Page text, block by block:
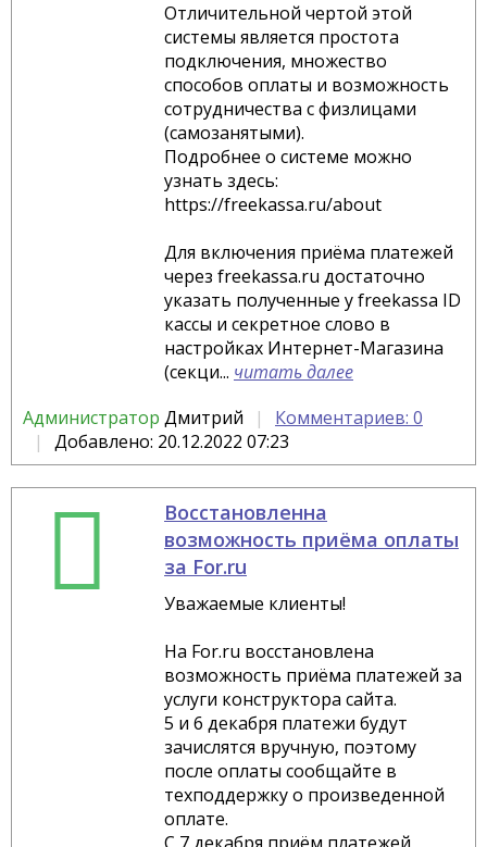
Отличительной чертой этой
системы является простота
подключения, множество
способов оплаты и возможность
сотрудничества с физлицами
(самозанятыми).
Подробнее о системе можно
узнать здесь:
https://freekassa.ru/about
Для включения приёма платежей
через freekassa.ru достаточно
указать полученные у freekassa ID
кассы и секретное слово в
настройках Интернет-Магазина
(секци... читать далее
Администратор Дмитрий
Комментариев: 0
Добавлено: 20.12.2022 07:23
Восстановленна
возможность приёма оплаты
за For.ru
Уважаемые клиенты!
На For.ru восстановлена
возможность приёма платежей за
услуги конструктора сайта.
5 и 6 декабря платежи будут
зачислятся вручную, поэтому
после оплаты сообщайте в
техподдержку о произведенной
оплате.